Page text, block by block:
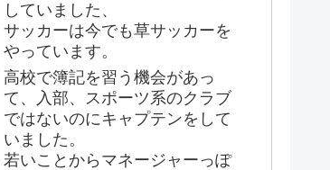
していました、
サッカーは今でも草サッカーを
やっています。
高校で簿記を習う機会があっ
て、入部、スポーツ系のクラブ
ではないのにキャプテンをして
いました。
若いことからマネージャーっぽ